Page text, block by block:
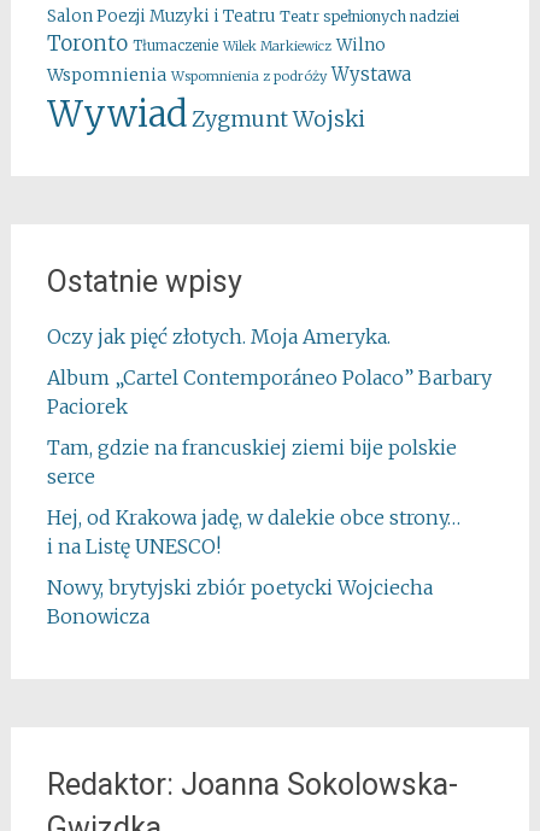
Salon Poezji Muzyki i Teatru Teatr spełnionych nadziei
Toronto Tłumaczenie Wilek Markiewicz Wilno
Wspomnienia Wspomnienia z podróży Wystawa
WywiadZygmunt Wojski
Ostatnie wpisy
Oczy jak pięć złotych. Moja Ameryka.
Album „Cartel Contemporáneo Polaco” Barbary
Paciorek
Tam, gdzie na francuskiej ziemi bije polskie
serce
Hej, od Krakowa jadę, w dalekie obce strony…
i na Listę UNESCO!
Nowy, brytyjski zbiór poetycki Wojciecha
Bonowicza
Redaktor: Joanna Sokolowska-